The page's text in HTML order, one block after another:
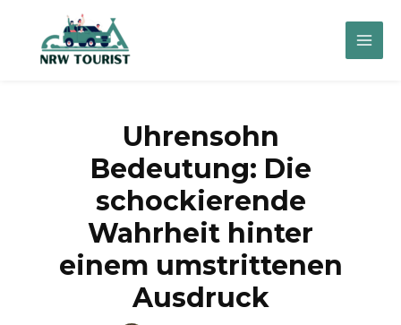
springen
Main
Uhrensohn
Bedeutung: Die
schockierende
Wahrheit hinter
einem umstrittenen
Ausdruck